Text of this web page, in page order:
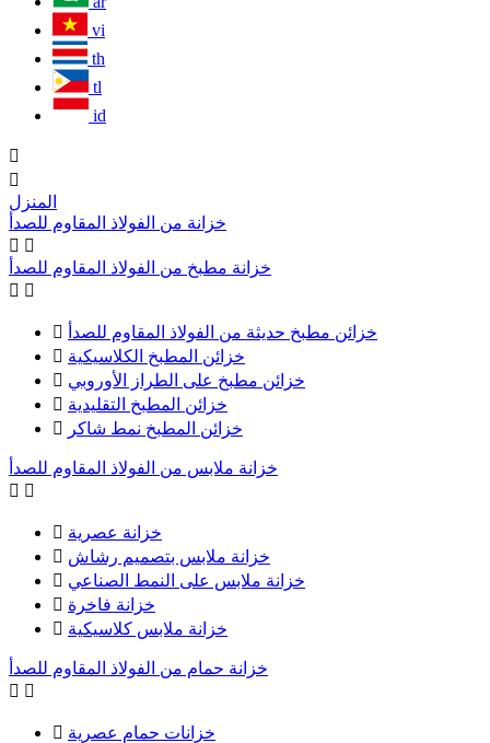
vi
th
tl
id


المنزل
خزانة من الفولاذ المقاوم للصدأ
 
خزانة مطبخ من الفولاذ المقاوم للصدأ
 

خزائن مطبخ حديثة من الفولاذ المقاوم للصدأ
 خزائن المطبخ الكلاسيكية
 خزائن مطبخ على الطراز الأوروبي
 خزائن المطبخ التقليدية

خزائن المطبخ نمط شاكر
خزانة ملابس من الفولاذ المقاوم للصدأ
 
 خزانة عصرية
 خزانة ملابس بتصميم رشاش
 خزانة ملابس على النمط الصناعي
 خزانة فاخرة
 خزانة ملابس كلاسيكية
خزانة حمام من الفولاذ المقاوم للصدأ
 
 خزانات حمام عصرية